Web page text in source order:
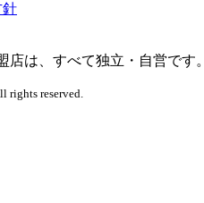
針
店は、すべて独立・自営です。
rights reserved.